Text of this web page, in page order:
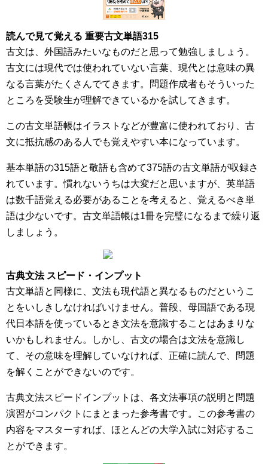
読んで見て覚える 重要古文単語315
古文は、外国語みたいなものだと思って勉強しましょう。
古文には現代では使われていない言葉、現代とは意味の異
なる言葉がたくさんでてきます。問題作成者もそういった
ところを受験生が理解できているかを試してきます。
この古文単語帳はイラストなどが豊富に使われており、古
文に抵抗感のある人でも覚えやすい本になっています。
基本単語の315語と敬語も含めて375語の古文単語が収録さ
れています。慣れないうちは大変だと思いますが、英単語
は数千語覚える必要があることを考えると、覚えるべき単
語は少ないです。古文単語帳は1冊を完璧になるまで繰り返
しましょう。
古典文法 スピード・インプット
古文単語と同様に、文法も現代語と異なるものだというこ
とをいしきしなければいけません。普段、母国語である現
代日本語を使っているとき文法を意識することはあまりな
いかもしれません。しかし、古文の場合は文法を意識し
て、その意味を理解していなければ、正確に読んで、問題
を解くことができないのです。
古典文法スピードインプットは、各文法事項の説明と問題
演習がコンパクトにまとまった参考書です。この参考書の
内容をマスターすれば、ほとんどの大学入試に対応するこ
とができます。